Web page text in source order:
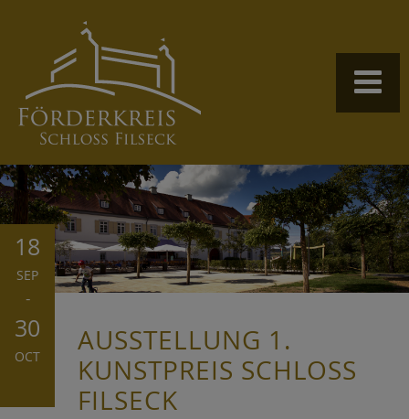
18
SEP
-
30
OCT
AUSSTELLUNG 1.
KUNSTPREIS SCHLOSS
FILSECK